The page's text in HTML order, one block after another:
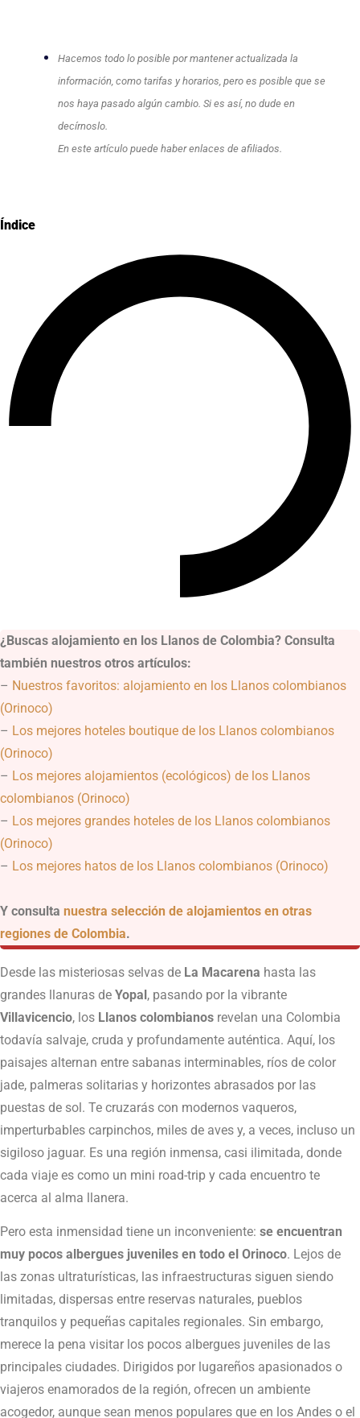
Hacemos todo lo posible por mantener actualizada la
información, como tarifas y horarios, pero es posible que se
nos haya pasado algún cambio. Si es así, no dude en
decírnoslo.
En este artículo puede haber enlaces de afiliados.
Índice
¿Buscas alojamiento en los Llanos de Colombia? Consulta
también nuestros otros artículos:
– Nuestros favoritos: alojamiento en los Llanos colombianos
(Orinoco)
– Los mejores hoteles boutique de los Llanos colombianos
(Orinoco)
– Los mejores alojamientos (ecológicos) de los Llanos
colombianos (Orinoco)
– Los mejores grandes hoteles de los Llanos colombianos
(Orinoco)
– Los mejores hatos de los Llanos colombianos (Orinoco)
Y consulta nuestra selección de alojamientos en otras
regiones de Colombia.
Desde las misteriosas selvas de La Macarena hasta las
grandes llanuras de Yopal, pasando por la vibrante
Villavicencio, los Llanos colombianos revelan una Colombia
todavía salvaje, cruda y profundamente auténtica. Aquí, los
paisajes alternan entre sabanas interminables, ríos de color
jade, palmeras solitarias y horizontes abrasados por las
puestas de sol. Te cruzarás con modernos vaqueros,
imperturbables carpinchos, miles de aves y, a veces, incluso un
sigiloso jaguar. Es una región inmensa, casi ilimitada, donde
cada viaje es como un mini road-trip y cada encuentro te
acerca al alma llanera.
Pero esta inmensidad tiene un inconveniente: se encuentran
muy pocos albergues juveniles en todo el Orinoco. Lejos de
las zonas ultraturísticas, las infraestructuras siguen siendo
limitadas, dispersas entre reservas naturales, pueblos
tranquilos y pequeñas capitales regionales. Sin embargo,
merece la pena visitar los pocos albergues juveniles de las
principales ciudades. Dirigidos por lugareños apasionados o
viajeros enamorados de la región, ofrecen un ambiente
acogedor, aunque sean menos populares que en los Andes o el